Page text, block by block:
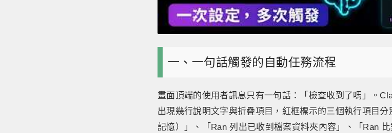
一、一句話觸發的自動任務流程
畫面頂端的使用者訊息只有一句話：「檢查收到了嗎」。
出現幾行說明文字與折疊項目，紅框標示的三個執行項目
記憶）」、「Ran 列出已收到檔案資料夾內容」、「Ran